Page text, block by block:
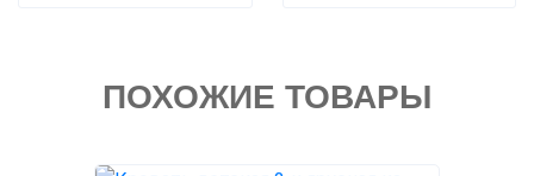
ПОХОЖИЕ ТОВАРЫ